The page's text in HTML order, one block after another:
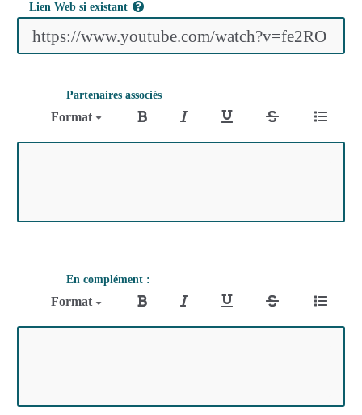
Lien Web si existant
Partenaires associés
Format
En complément :
Format